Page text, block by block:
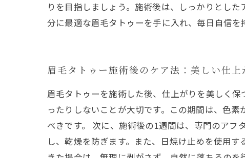
りを目指しましょう。施術後は、しっかりとし
分に最適な眉毛タトゥーを手に入れ、毎日自信を
眉毛タトゥー施術後のケア法：美しい仕
眉毛タトゥーを施術した後、仕上がりを美しく
ったりしないことが大切です。この期間は、色
べきです。 次に、施術後の1週間は、専門のア
し、乾燥を防ぎます。また、日焼け止めを使用